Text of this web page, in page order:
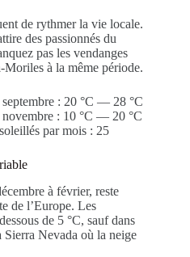
de rythmer la vie locale.
des passionnés du
pas les vendanges
à la même période.
septembre : 20 °C — 28 °C
novembre : 10 °C — 20 °C
par mois : 25
à février, reste
de l’Europe. Les
de 5 °C, sauf dans
Sierra Nevada où la neige